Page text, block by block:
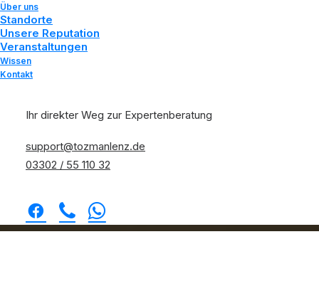
Über uns
Standorte
Unsere Reputation
Veranstaltungen
Wissen
Kontakt
Ihr direkter Weg zur Expertenberatung
support@tozmanlenz.de
03302 / 55 110 32